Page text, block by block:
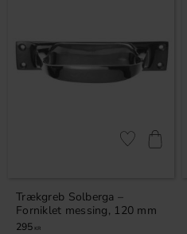
Trækgreb Solberga –
Forniklet messing, 120 mm
295 KR
Gem som